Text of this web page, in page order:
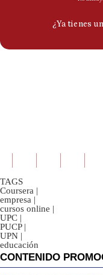
TAGS
Coursera |
empresa |
cursos online |
UPC |
PUCP |
UPN |
educación